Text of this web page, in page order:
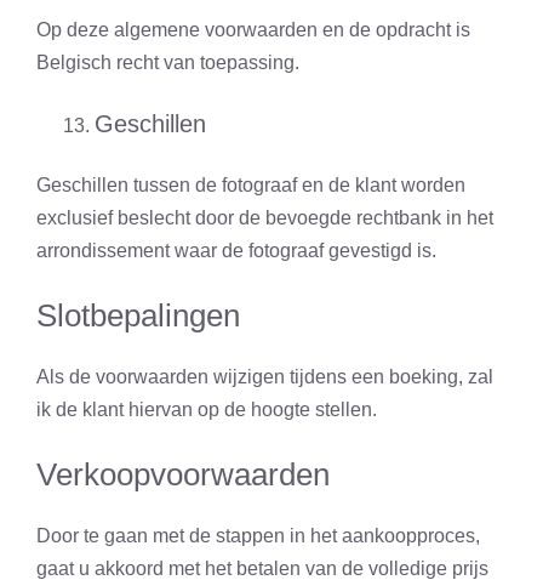
Op deze algemene voorwaarden en de opdracht is
Belgisch recht van toepassing.
Geschillen
Geschillen tussen de fotograaf en de klant worden
exclusief beslecht door de bevoegde rechtbank in het
arrondissement waar de fotograaf gevestigd is.
Slotbepalingen
Als de voorwaarden wijzigen tijdens een boeking, zal
ik de klant hiervan op de hoogte stellen.
Verkoopvoorwaarden
Door te gaan met de stappen in het aankoopproces,
gaat u akkoord met het betalen van de volledige prijs